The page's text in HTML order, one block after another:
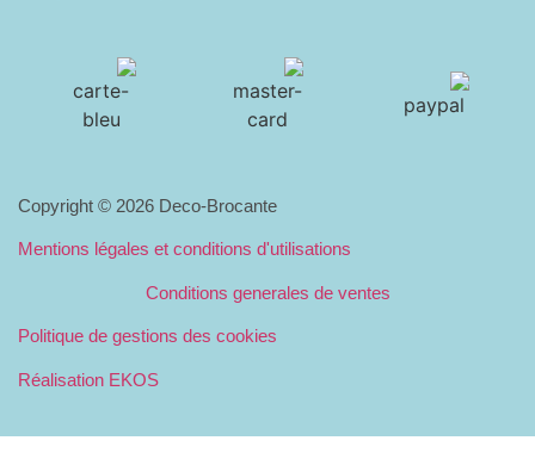
Copyright © 2026 Deco-Brocante
Mentions légales et conditions d'utilisations
Conditions generales de ventes
Politique de gestions des cookies
Réalisation EKOS